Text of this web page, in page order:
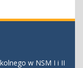
w NSM I i II